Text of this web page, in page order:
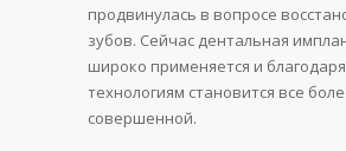
продвинулась в вопросе
зубов. Сейчас дентальная
широко применяется и
технологиям становится все
совершенной.